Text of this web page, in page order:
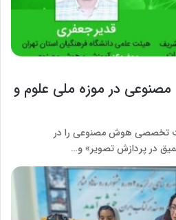
در موزه ملی علوم و
تخصصی هوش مصنوعی را در
در پردازش تصویر» و…